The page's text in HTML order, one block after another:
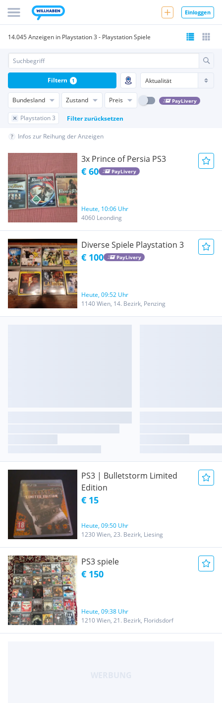
Einloggen
14.045 Anzeigen in Playstation 3 - Playstation Spiele
Bundesland Zustand Preis PayLivery
Playstation 3 Filter zurücksetzen
Filtern 1
Infos zur Reihung der Anzeigen
3x Prince of Persia PS3
€ 60 PayLivery
Heute, 10:06 Uhr
4060 Leonding
Diverse Spiele Playstation 3
€ 100 PayLivery
Heute, 09:52 Uhr
1140 Wien, 14. Bezirk, Penzing
PS3 | Bulletstorm Limited
Edition
€ 15
Heute, 09:50 Uhr
1230 Wien, 23. Bezirk, Liesing
PS3 spiele
€ 150
Heute, 09:38 Uhr
1210 Wien, 21. Bezirk, Floridsdorf